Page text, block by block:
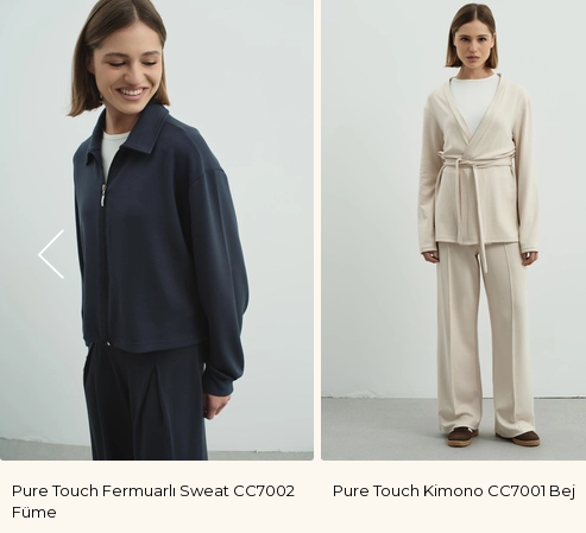
Pure Touch Fermuarlı Sweat CC7002
Füme
Pure Touch Kimono CC7001 Bej